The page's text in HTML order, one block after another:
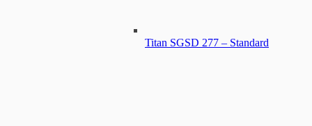
Titan SGSD 277 – Standard